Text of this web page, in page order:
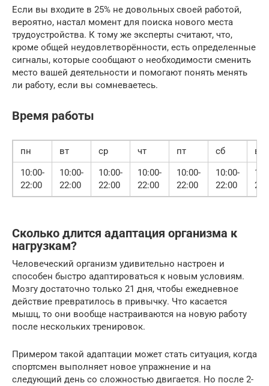
Если вы входите в 25% не довольных своей работой,
вероятно, настал момент для поиска нового места
трудоустройства. К тому же эксперты считают, что,
кроме общей неудовлетворённости, есть определенные
сигналы, которые сообщают о необходимости сменить
место вашей деятельности и помогают понять менять
ли работу, если вы сомневаетесь.
Время работы
пн вт ср чт пт сб
вс
10:00-
22:00
10:00-
22:00
10:00-
22:00
10:00-
22:00
10:00-
22:00
10:00-
22:00
Сколько длится адаптация организма к
нагрузкам?
Человеческий организм удивительно настроен и
способен быстро адаптироваться к новым условиям.
Мозгу достаточно только 21 дня, чтобы ежедневное
действие превратилось в привычку. Что касается
мышц, то они вообще настраиваются на новую работу
после нескольких тренировок.
Примером такой адаптации может стать ситуация, когда
спортсмен выполняет новое упражнение и на
следующий день со сложностью двигается. Но после 2-